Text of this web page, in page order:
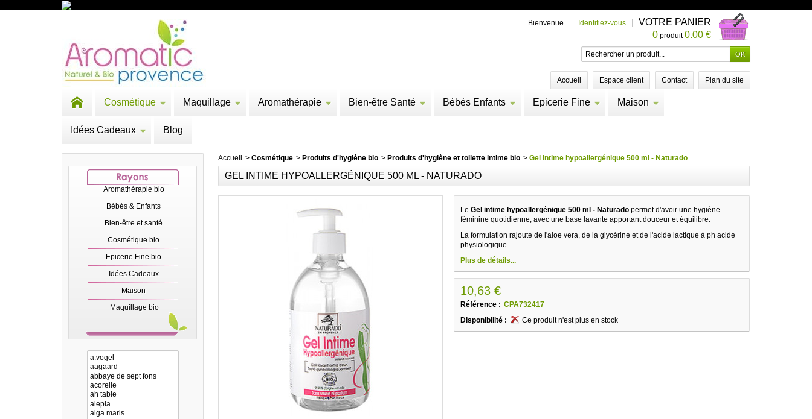
Bienvenue Identifiez-vous
VOTRE PANIER
0 produit0.00 €
Accueil Espace client Contact Plan du site
Cosmétique Maquillage Aromathérapie Bien-être Santé Bébés Enfants Epicerie Fine Maison
Idées Cadeaux Blog
Aromathérapie bio
Bébés & Enfants
Bien-être et santé
Cosmétique bio
Epicerie Fine bio
Idées Cadeaux
Maison
Maquillage bio
Accueil > Cosmétique > Produits d'hygiène bio > Produits d'hygiène et toilette intime bio > Gel intime hypoallergénique 500 ml - Naturado
GEL INTIME HYPOALLERGÉNIQUE 500 ML - NATURADO
Le Gel intime hypoallergénique 500 ml - Naturado permet d'avoir une hygiène
féminine quotidienne, avec une base lavante apportant douceur et équilibre.
La formulation rajoute de l'aloe vera, de la glycérine et de l'acide lactique à ph acide
physiologique.
Plus de détails...
10,63 €
Référence : CPA732417
Disponibilité :
Ce produit n'est plus en stock